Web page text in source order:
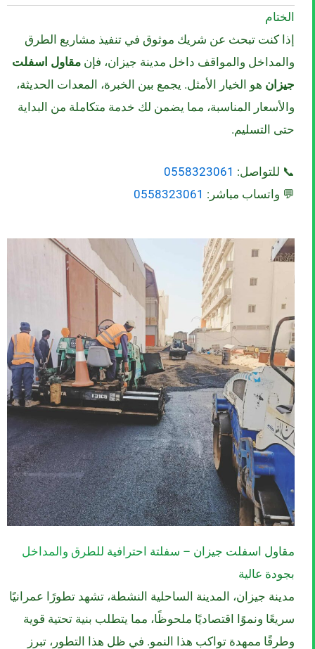
الختام
إذا كنت تبحث عن شريك موثوق في تنفيذ مشاريع الطرق
والمداخل والمواقف داخل مدينة جيزان، فإن مقاول اسفلت
جيزان هو الخيار الأمثل. يجمع بين الخبرة، المعدات الحديثة،
والأسعار المناسبة، مما يضمن لك خدمة متكاملة من البداية
حتى التسليم.
📞 للتواصل: 0558323061
💬 واتساب مباشر: 0558323061
مقاول اسفلت جيزان – سفلتة احترافية للطرق والمداخل
بجودة عالية
مدينة جيزان، المدينة الساحلية النشطة، تشهد تطورًا عمرانيًا
سريعًا ونموًا اقتصاديًا ملحوظًا، مما يتطلب بنية تحتية قوية
وطرقًا ممهدة تواكب هذا النمو. في ظل هذا التطور، تبرز